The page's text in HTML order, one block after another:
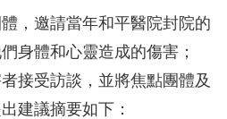
，邀請當年和平醫院封院的
身體和心靈造成的傷害；
接受訪談，並將焦點團體及
建議摘要如下：